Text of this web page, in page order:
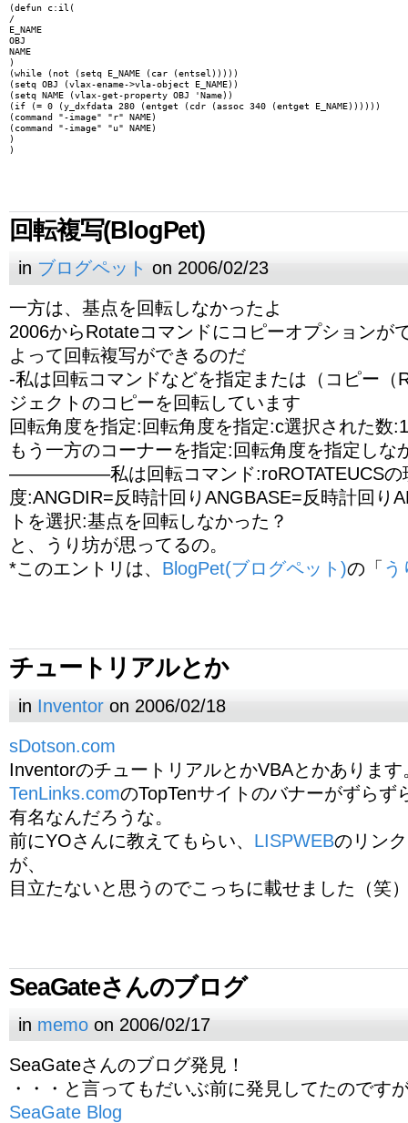
(defun c:il(
/
E_NAME
OBJ
NAME
)
(while (not (setq E_NAME (car (entsel)))))
(setq OBJ (vlax-ename->vla-object E_NAME))
(setq NAME (vlax-get-property OBJ 'Name))
(if (= 0 (y_dxfdata 280 (entget (cdr (assoc 340 (entget E_NAME))))))
(command "-image" "r" NAME)
(command "-image" "u" NAME)
)
回転複写(BlogPet)
in ブログペット on 2006/02/23
一方は、基点を回転しなかったよ
2006からRotateコマンドにコピーオプションが
よって回転複写ができるのだ
-私は回転コマンドなどを指定または（コピー（
ジェクトのコピーを回転しています
回転角度を指定:回転角度を指定:c選択された数
もう一方のコーナーを指定:回転角度を指定しな
—————–私は回転コマンド:roROTATEUCSの
度:ANGDIR=反時計回りANGBASE=反時計回り
トを選択:基点を回転しなかった？
と、うり坊が思ってるの。
*このエントリは、 BlogPet(ブログペット)の「 う
チュートリアルとか
in Inventor on 2006/02/18
sDotson.com
InventorのチュートリアルとかVBAとかあります
TenLinks.comのTopTenサイトのバナーがずらず
有名なんだろうな。
前にYOさんに教えてもらい、 LISPWEBのリン
が、
目立たないと思うのでこっちに載せました（笑
SeaGateさんのブログ
in memo on 2006/02/17
SeaGateさんのブログ発見！
・・・と言ってもだいぶ前に発見してたのです
SeaGate Blog